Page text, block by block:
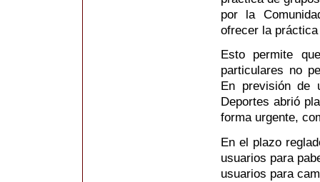
por la
ofrecer la
Esto permite
particulares no
En previsión de
Deportes abrió
forma urgente,
En el plazo
usuarios para
usuarios para